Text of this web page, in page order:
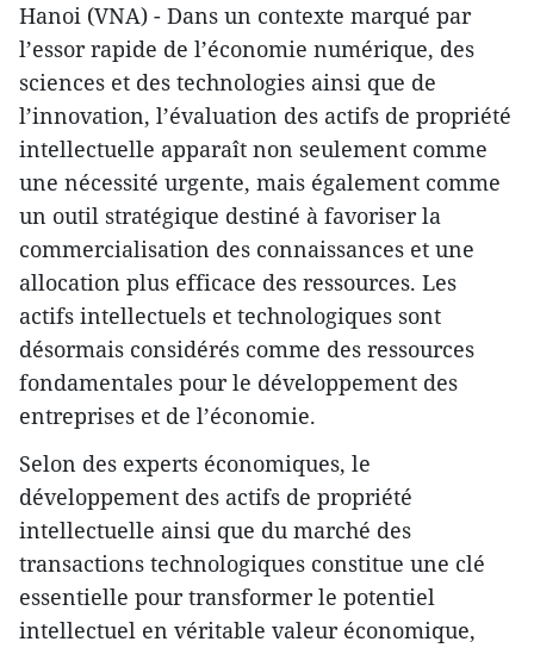
Hanoi (VNA) - Dans un contexte marqué par
l’essor rapide de l’économie numérique, des
sciences et des technologies ainsi que de
l’innovation, l’évaluation des actifs de propriété
intellectuelle apparaît non seulement comme
une nécessité urgente, mais également comme
un outil stratégique destiné à favoriser la
commercialisation des connaissances et une
allocation plus efficace des ressources. Les
actifs intellectuels et technologiques sont
désormais considérés comme des ressources
fondamentales pour le développement des
entreprises et de l’économie.
Selon des experts économiques, le
développement des actifs de propriété
intellectuelle ainsi que du marché des
transactions technologiques constitue une clé
essentielle pour transformer le potentiel
intellectuel en véritable valeur économique,